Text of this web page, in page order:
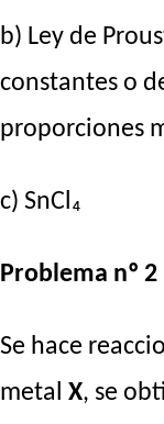
b) Ley de
constantes o
proporciones
c) SnCl₄
Problema nº 2
Se hace
metal X, se